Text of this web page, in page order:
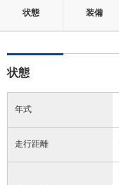
状態 装備
状態
年式
走行距離